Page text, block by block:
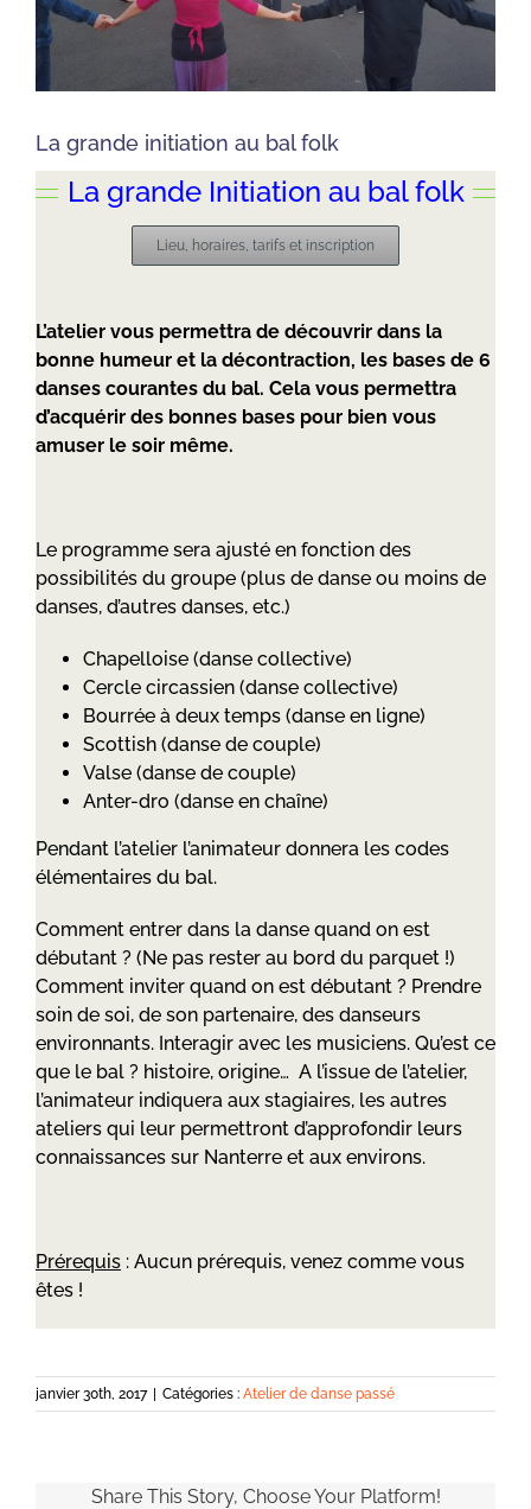
La grande initiation au bal folk
La grande Initiation au bal folk
Lieu, horaires, tarifs et inscription
L’atelier vous permettra de découvrir dans la
bonne humeur et la décontraction, les bases de 6
danses courantes du bal. Cela vous permettra
d’acquérir des bonnes bases pour bien vous
amuser le soir même.
Le programme sera ajusté en fonction des
possibilités du groupe (plus de danse ou moins de
danses, d’autres danses, etc.)
Chapelloise (danse collective)
Cercle circassien (danse collective)
Bourrée à deux temps (danse en ligne)
Scottish (danse de couple)
Valse (danse de couple)
Anter-dro (danse en chaîne)
Pendant l’atelier l’animateur donnera les codes
élémentaires du bal.
Comment entrer dans la danse quand on est
débutant ? (Ne pas rester au bord du parquet !)
Comment inviter quand on est débutant ? Prendre
soin de soi, de son partenaire, des danseurs
environnants. Interagir avec les musiciens. Qu’est ce
que le bal ? histoire, origine… A l’issue de l’atelier,
l’animateur indiquera aux stagiaires, les autres
ateliers qui leur permettront d’approfondir leurs
connaissances sur Nanterre et aux environs.
Prérequis : Aucun prérequis, venez comme vous
êtes !
janvier 30th, 2017 | Catégories : Atelier de danse passé
Share This Story, Choose Your Platform!